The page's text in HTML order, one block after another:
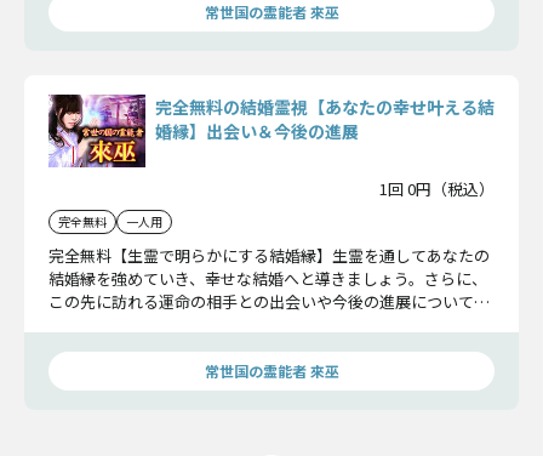
常世国の霊能者 來巫
完全無料の結婚霊視【あなたの幸せ叶える結
婚縁】出会い＆今後の進展
1回 0円（税込）
完全無料 一人用
完全無料【生霊で明らかにする結婚縁】生霊を通してあなたの
結婚縁を強めていき、幸せな結婚へと導きましょう。さらに、
この先に訪れる運命の相手との出会いや今後の進展についても
常世国の霊能者 來巫